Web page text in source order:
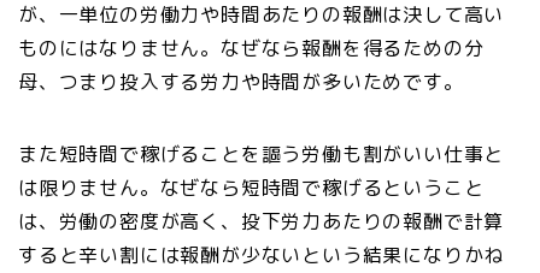
が、一単位の労働力や時間あたりの報酬は決して高い
ものにはなりません。なぜなら報酬を得るための分
母、つまり投入する労力や時間が多いためです。
また短時間で稼げることを謳う労働も割がいい仕事と
は限りません。なぜなら短時間で稼げるということ
は、労働の密度が高く、投下労力あたりの報酬で計算
すると辛い割には報酬が少ないという結果になりかね